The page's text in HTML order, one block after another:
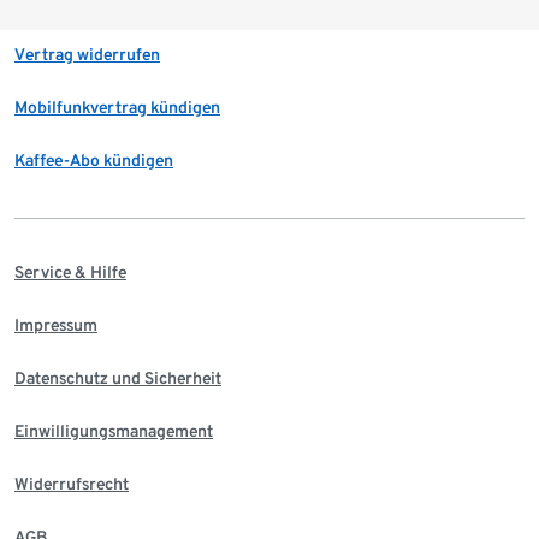
Vertrag widerrufen
Mobilfunkvertrag kündigen
Kaffee-Abo kündigen
Service & Hilfe
Impressum
Datenschutz und Sicherheit
Einwilligungsmanagement
Widerrufsrecht